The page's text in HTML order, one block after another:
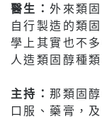
醫生：外來類
自行製造的類
學上其實也不
人造類固醇種
主持：那類固
口服、藥膏，